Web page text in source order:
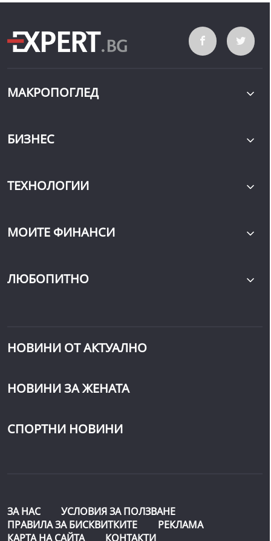
МАКРОПОГЛЕД
БИЗНЕС
ТЕХНОЛОГИИ
МОИТЕ ФИНАНСИ
ЛЮБОПИТНО
НОВИНИ ОТ АКТУАЛНО
НОВИНИ ЗА ЖЕНАТА
СПОРТНИ НОВИНИ
ЗА НАС
УСЛОВИЯ ЗА ПОЛЗВАНЕ
ПРАВИЛА ЗА БИСКВИТКИТЕ
РЕКЛАМА
КАРТА НА САЙТА
КОНТАКТИ